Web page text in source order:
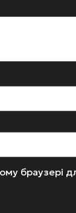
браузері